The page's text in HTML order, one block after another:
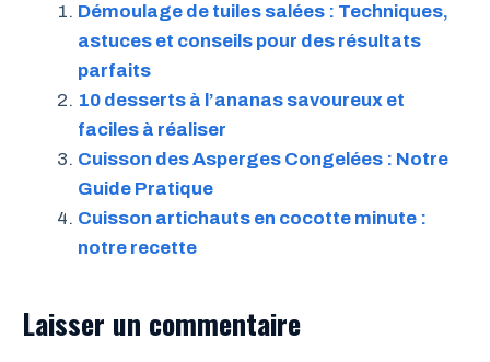
Démoulage de tuiles salées : Techniques,
astuces et conseils pour des résultats
parfaits
10 desserts à l’ananas savoureux et
faciles à réaliser
Cuisson des Asperges Congelées : Notre
Guide Pratique
Cuisson artichauts en cocotte minute :
notre recette
Laisser un commentaire